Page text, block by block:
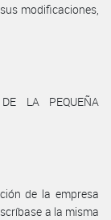
modificaciones,
LA PEQUEÑA
de la empresa
a la misma